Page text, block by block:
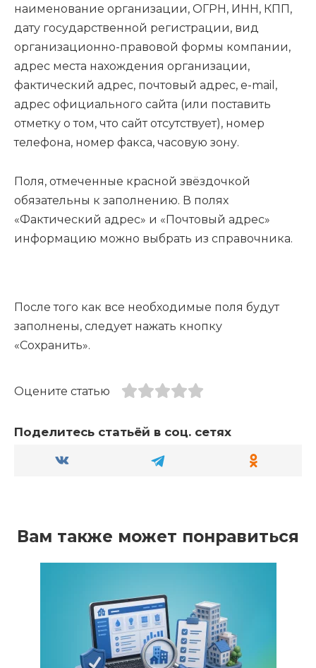
наименование организации, ОГРН, ИНН, КПП,
дату государственной регистрации, вид
организационно-правовой формы компании,
адрес места нахождения организации,
фактический адрес, почтовый адрес, e-mail,
адрес официального сайта (или поставить
отметку о том, что сайт отсутствует), номер
телефона, номер факса, часовую зону.
Поля, отмеченные красной звёздочкой
обязательны к заполнению. В полях
«Фактический адрес» и «Почтовый адрес»
информацию можно выбрать из справочника.
После того как все необходимые поля будут
заполнены, следует нажать кнопку
«Сохранить».
Оцените статью
Поделитесь статьёй в соц. сетях
Вам также может понравиться